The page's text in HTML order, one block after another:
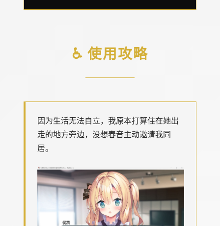
♿ 使用攻略
因为生活无法自立，我原本打算住在她出
走的地方旁边，没想春音主动邀请我同
居。